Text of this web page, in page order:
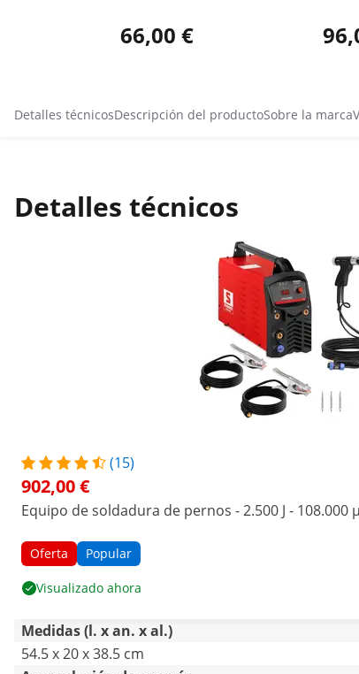
66,00 €
Detalles técnicosDescripción del productoSobre la marca
Detalles técnicos
(15)
902,00 €
Equipo de soldadura de pernos - 2.500 J - 108.000
Oferta Popular
Visualizado ahora
Medidas (l. x an. x al.)
54.5 x 20 x 38.5 cm